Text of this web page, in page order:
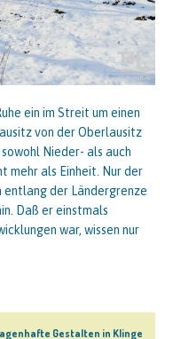
ein im Streit um einen
von der Oberlausitz
Nieder- als auch
mehr als Einheit. Nur der
der Ländergrenze
Daß er einstmals
war, wissen nur
Gestalten in Klinge